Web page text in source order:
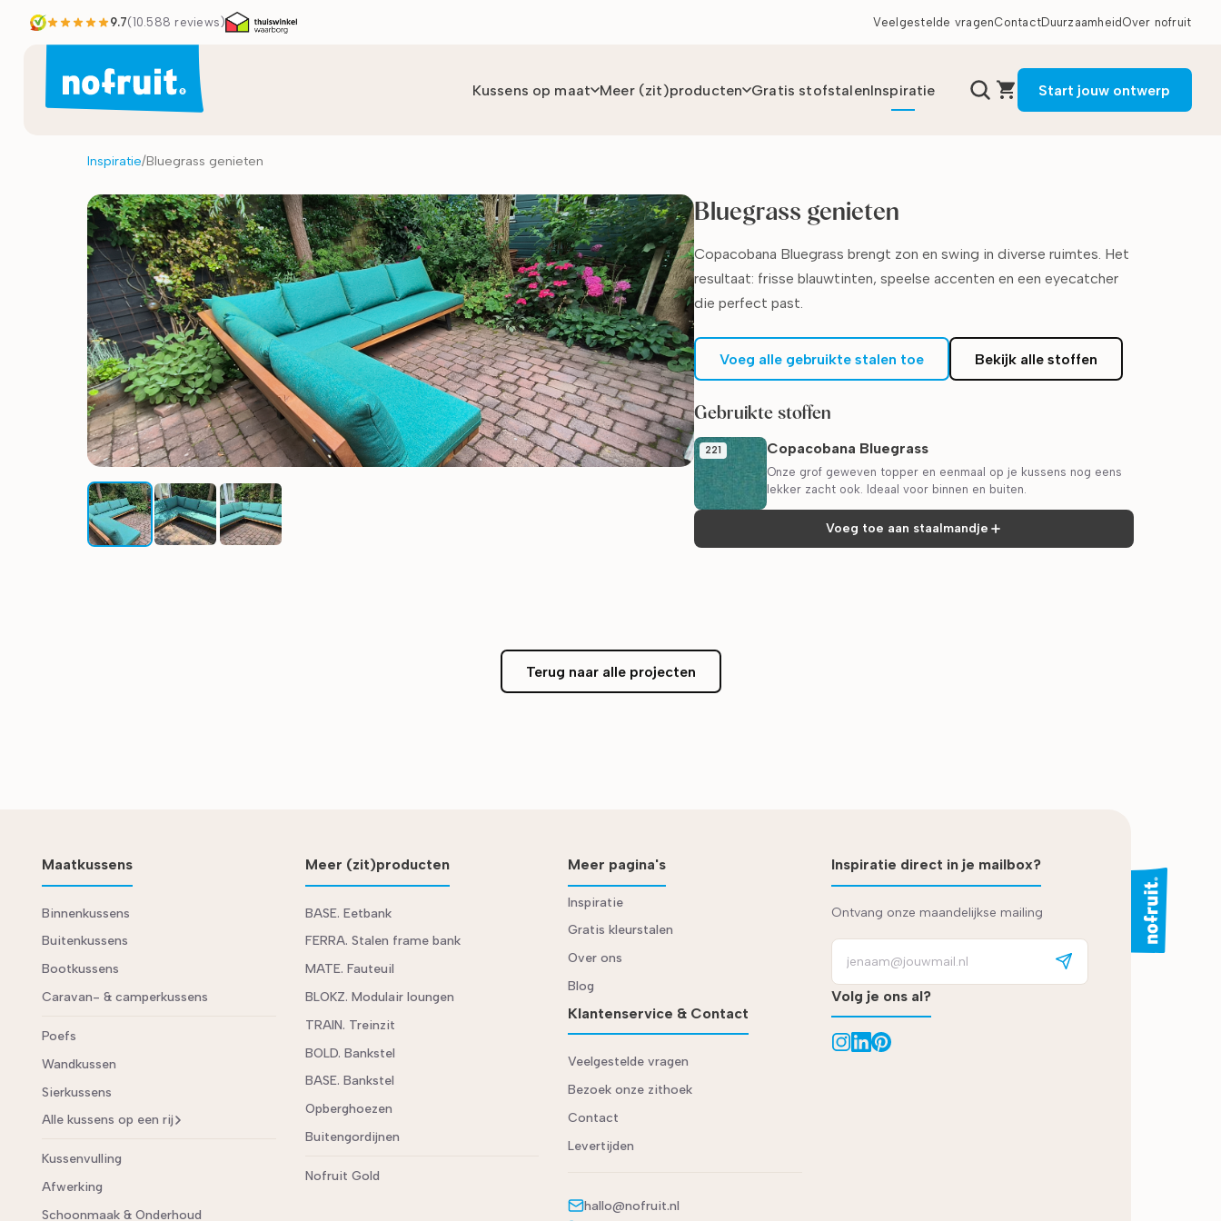
9.7(10.588 reviews) Veelgestelde vragenContactDuurzaamheid Over nofruit
Kussens op maat Meer (zit)producten Gratis stofstalenInspiratie Start jouw ontwerp
Inspiratie/Bluegrass genieten
Bluegrass genieten
Copacobana Bluegrass brengt zon en swing in diverse ruimtes. Het
resultaat: frisse blauwtinten, speelse accenten en een eyecatcher
die perfect past.
Voeg alle gebruikte stalen toe Bekijk alle stoffen
Gebruikte stoffen
221 Copacobana Bluegrass
Onze grof geweven topper en eenmaal op je kussens nog eens
lekker zacht ook. Ideaal voor binnen en buiten.
Voeg toe aan staalmandje
Terug naar alle projecten
Maatkussens
Binnenkussens
Buitenkussens
Bootkussens
Caravan- & camperkussens
Poefs
Wandkussen
Sierkussens
Alle kussens op een rij
Kussenvulling
Afwerking
Schoonmaak & Onderhoud
Meer (zit)producten
BASE. Eetbank
FERRA. Stalen frame bank
MATE. Fauteuil
BLOKZ. Modulair loungen
TRAIN. Treinzit
BOLD. Bankstel
BASE. Bankstel
Opberghoezen
Buitengordijnen
Nofruit Gold
Meer pagina's
Inspiratie
Gratis kleurstalen
Over ons
Blog
Klantenservice & Contact
Veelgestelde vragen
Bezoek onze zithoek
Contact
Levertijden
hallo@nofruit.nl
Inspiratie direct in je mailbox?
Ontvang onze maandelijkse mailing
Volg je ons al?